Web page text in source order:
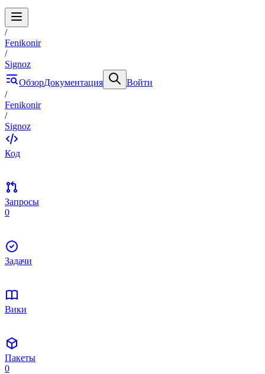
/
Fenikonir
/
Signoz
ОбзорДокументация
Войти
/
Fenikonir
/
Signoz
Код
Запросы
0
Задачи
Вики
Пакеты
0